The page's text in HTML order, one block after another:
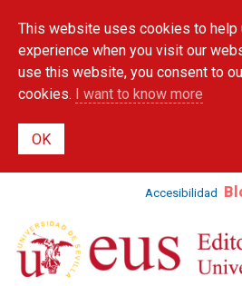
main
content
This website uses cookies to help
experience when you visit our
use this website, you consent to
cookies. I want to know more
Accesibilidad